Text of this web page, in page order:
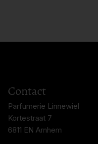
Contact
Parfumerie Linnewiel
Kortestraat 7
6811 EN Arnhem